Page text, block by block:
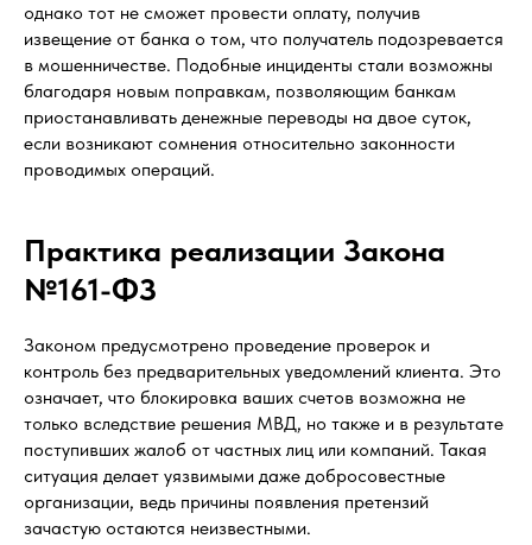
однако тот не сможет провести оплату, получив
извещение от банка о том, что получатель подозревается
в мошенничестве. Подобные инциденты стали возможны
благодаря новым поправкам, позволяющим банкам
приостанавливать денежные переводы на двое суток,
если возникают сомнения относительно законности
проводимых операций.
Практика реализации Закона
№161-ФЗ
Законом предусмотрено проведение проверок и
контроль без предварительных уведомлений клиента. Это
означает, что блокировка ваших счетов возможна не
только вследствие решения МВД, но также и в результате
поступивших жалоб от частных лиц или компаний. Такая
ситуация делает уязвимыми даже добросовестные
организации, ведь причины появления претензий
зачастую остаются неизвестными.